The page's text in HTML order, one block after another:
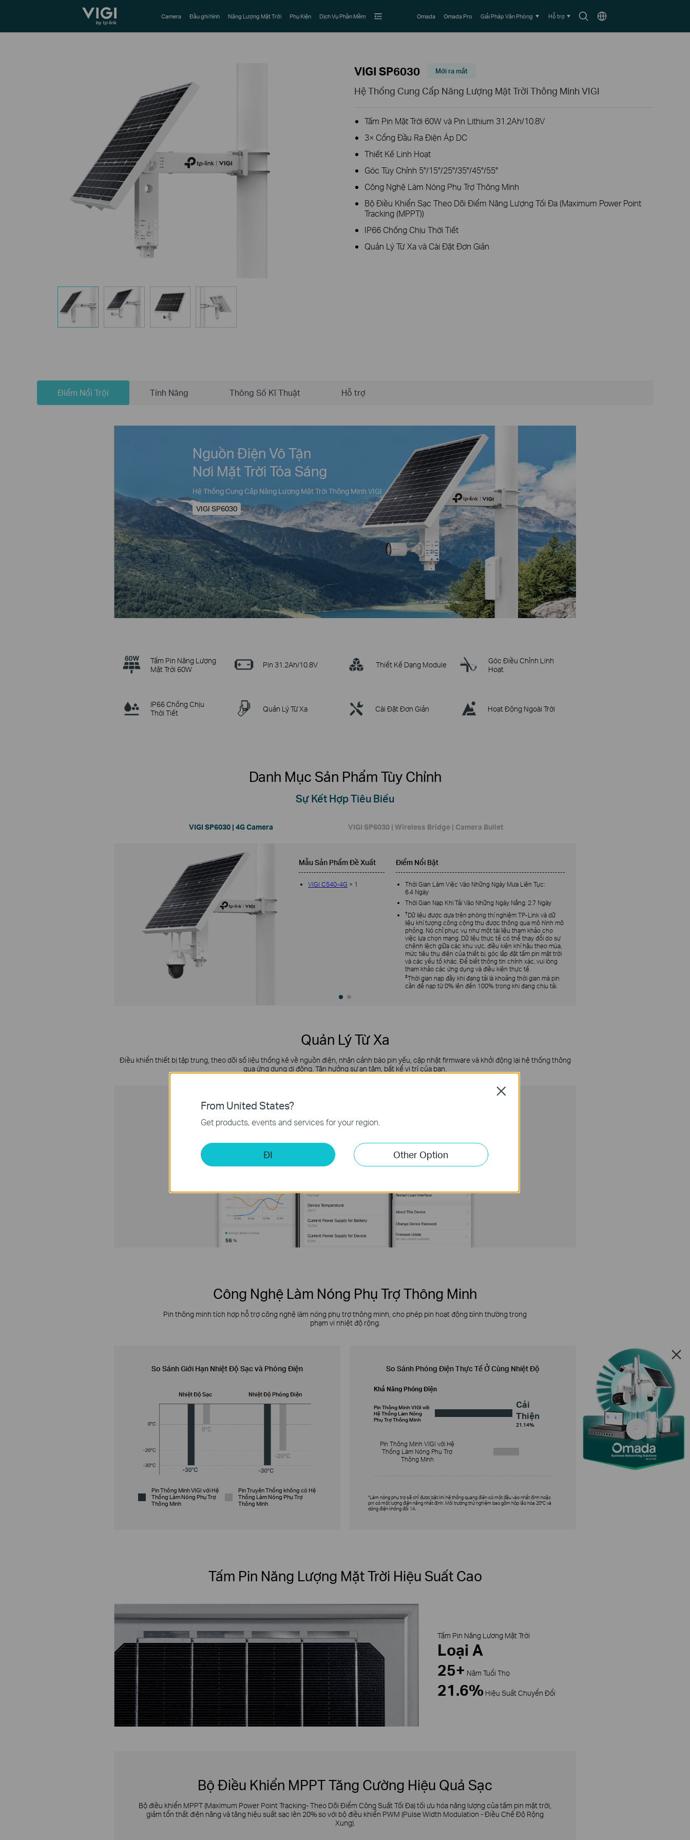
TP-Link, Reliably Smart
Biểu
Chọn
Camera Đầu ghi hình Năng Lượng Mặt Trời Phụ Kiện Dịch Vụ Phần Mềm Omada Omada Pro Giải Pháp Văn Phòng Hỗ trợ
VIGI SP6030 Mới ra mắt
Hệ Thống Cung Cấp Năng Lượng Mặt Trời Thông Minh VIGI
Tấm Pin Mặt Trời 60W và Pin Lithium 31.2Ah/10.8V
3× Cổng Đầu Ra Điện Áp DC
Thiết Kế Linh Hoạt
Góc Tùy Chỉnh 5°/15°/25°/35°/45°/55°
Công Nghệ Làm Nóng Phụ Trợ Thông Minh
Bộ Điều Khiển Sạc Theo Dõi Điểm Năng Lượng Tối Đa (Maximum Power Point
Tracking (MPPT))
IP66 Chống Chịu Thời Tiết
Quản Lý Từ Xa và Cài Đặt Đơn Giản
Điểm Nổi Trội Tính Năng Thông Số Kĩ Thuật Hỗ trợ
Nguồn Điện Vô Tận
Nơi Mặt Trời Tỏa Sáng
Hệ Thống Cung Cấp Năng Lượng Mặt Trời Thông Minh VIGI
VIGI SP6030
Tấm Pin Năng Lượng
Mặt Trời 60W
Pin 31.2Ah/10.8V Thiết Kế Dạng Module
Góc Điều Chỉnh Linh
Hoạt
IP66 Chống Chịu
Thời Tiết
Quản Lý Từ Xa Cài Đặt Đơn Giản Hoạt Động Ngoài Trời
Danh Mục Sản Phẩm Tùy Chỉnh
Sự Kết Hợp Tiêu Biểu
VIGI SP6030 | 4G Camera VIGI SP6030 | Wireless Bridge | Camera Bullet
Mẫu Sản Phẩm Đề Xuất
VIGI C540-4G × 1
Điểm Nổi Bật
Thời Gian Làm Việc Vào Những Ngày Mưa Liên Tục:
6.4 Ngày
Thời Gian Nạp Khi Tải Vào Những Ngày Nắng: 2.7 Ngày
†Dữ liệu được dựa trên phòng thí nghiệm TP-Link và dữ
liệu khí tượng công cộng thu được thông qua mô hình mô
phỏng. Nó chỉ phục vụ như một tài liệu tham khảo cho
việc lựa chọn mạng. Dữ liệu thực tế có thể thay đổi do sự
chênh lệch giữa các khu vực, điều kiện khí hậu theo mùa,
mức tiêu thụ điện của thiết bị, góc lắp đặt tấm pin mặt trời
và các yếu tố khác. Để biết thông tin chính xác, vui lòng
tham khảo các ứng dụng và điều kiện thực tế.
‡Thời gian nạp đầy khi đang tải là khoảng thời gian mà pin
cần để nạp từ 0% lên đến 100% trong khi đang chịu tải.
Quản Lý Từ Xa
Điều khiển thiết bị tập trung, theo dõi số liệu thống kê về nguồn điện, nhận cảnh báo pin yếu, cập nhật firmware và khởi động lại hệ thống thông
qua ứng dụng di động. Tận hưởng sự an tâm, bất kể vị trí của bạn.
Công Nghệ Làm Nóng Phụ Trợ Thông Minh
Pin thông minh tích hợp hỗ trợ công nghệ làm nóng phụ trợ thông minh, cho phép pin hoạt động bình thường trong
phạm vi nhiệt độ rộng.
So Sánh Giới Hạn Nhiệt Độ Sạc và Phóng Điện
Nhiệt Độ Sạc Nhiệt Độ Phóng Điện
Pin Thông Minh VIGI với Hệ
Thống Làm Nóng Phụ Trợ
Thông Minh
Pin Truyên Thống không có Hệ
Thống Làm Nóng Phụ Trợ
Thông Minh
So Sánh Phóng Điện Thực Tế Ở Cùng Nhiệt Độ
Khả Năng Phóng Điện
Pin Thông Minh VIGI với
Hệ Thống Làm Nóng
Phụ Trợ Thông Minh
Cải
Thiện
21.14%
Pin Thông Minh VIGI với Hệ
Thống Làm Nóng Phụ Trợ
Thông Minh
*Làm nóng phụ trợ sẽ chỉ được bật khi hệ thống quang điện có một đầu vào nhất định hoặc
pin có một lượng điện năng nhất định. Môi trường thử nghiệm bao gồm hộp lão hóa 20°C và
dòng điện không đổi 1A.
Tấm Pin Năng Lượng Mặt Trời Hiệu Suất Cao
Tấm Pin Năng Lương Mặt Trời
Loại A
25+ Năm Tuổi Thọ
21.6% Hiệu Suất Chuyển Đổi
Bộ Điều Khiển MPPT Tăng Cường Hiệu Quả Sạc
Bộ điều khiển MPPT (Maximum Power Point Tracking- Theo Dõi Điểm Công Suất Tối Đa) tối ưu hóa năng lượng của tấm pin mặt trời,
giảm tổn thất điện năng và tăng hiệu suất sạc lên 20% so với bộ điều khiển PWM (Pulse Width Modulation - Điều Chế Độ Rộng
Xung).
From United States?
Get products, events and services for your region.
ĐI Other Option
Close